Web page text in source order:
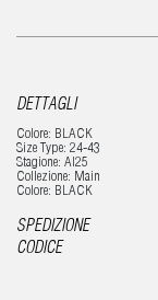
DETTAGLI
Colore: BLACK
Size Type: 24-43
Stagione: AI25
Collezione: Main
Colore: BLACK
SPEDIZIONE
CODICE